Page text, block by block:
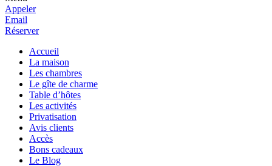
Appeler
Email
Réserver
Accueil
La maison
Les chambres
Le gîte de charme
Table d’hôtes
Les activités
Privatisation
Avis clients
Accès
Bons cadeaux
Le Blog